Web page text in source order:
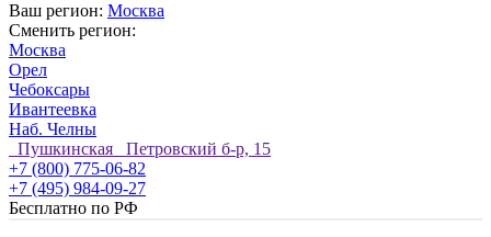
Ваш регион: Москва
Сменить регион:
Москва
Орел
Чебоксары
Ивантеевка
Наб. Челны
Пушкинская Петровский б-р, 15
+7 (800) 775-06-82
+7 (495) 984-09-27
Бесплатно по РФ